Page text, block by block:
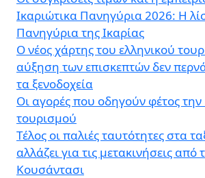
Ικαριώτικα Πανηγύρια 2026: Η
Πανηγύρια της Ικαρίας
Ο νέος χάρτης του ελληνικού
αύξηση των επισκεπτών δεν
τα ξενοδοχεία
Οι αγορές που οδηγούν φέτος
τουρισμού
Τέλος οι παλιές ταυτότητες στα
αλλάζει για τις μετακινήσεις
Κουσάντασι